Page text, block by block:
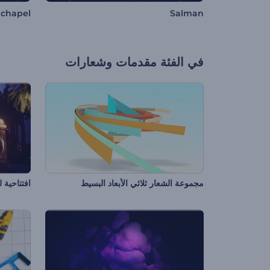
Salman
في الفئة مقدمات وشعارات
مجموعة الشعار ثلاثي الأبعاد البسيط